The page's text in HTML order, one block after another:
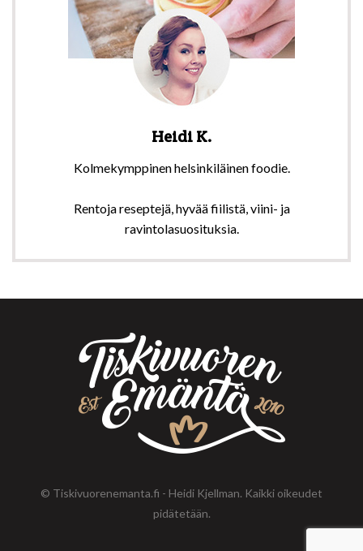
Heidi K.
Kolmekymppinen helsinkiläinen foodie.
Rentoja reseptejä, hyvää fiilistä, viini- ja
ravintolasuosituksia.
© Tiskivuorenemanta.fi - Heidi Kjellman. Kaikki oikeudet
pidätetään.